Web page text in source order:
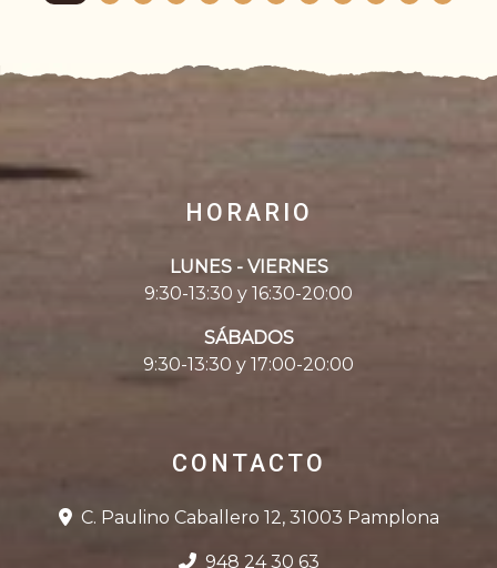
HORARIO
LUNES - VIERNES
9:30-13:30 y 16:30-20:00
SÁBADOS
9:30-13:30 y 17:00-20:00
CONTACTO
C. Paulino Caballero 12, 31003 Pamplona
948 24 30 63